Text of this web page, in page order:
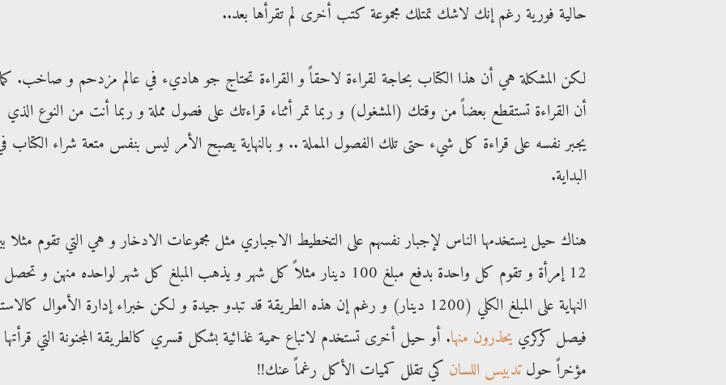
حالية فورية رغم إنك لاشك تمتلك مجموعة كتب أخرى لم تقرأها بعد..
لكن المشكلة هي أن هذا الكتاب بحاجة لقراءة لاحقاً و القراءة تحتاج جو هاديء في عالم مزدحم و صاخب. كما
أن القراءة تستقطع بعضاً من وقتك (المشغول) و ربما تمر أثناء قراءتك على فصول مملة و ربما أنت من النوع الذي
يجبر نفسه على قراءة كل شيء حتى تلك الفصول المملة .. و بالنهاية يصبح الأمر ليس بنفس متعة شراء الكتاب
البداية.
هناك حيل يستخدمها الناس لإجبار نفسهم على التخطيط الاجباري مثل مجموعات الادخار و هي التي تقوم مثلا
12 إمرأة و تقوم كل واحدة بدفع مبلغ 100 دينار مثلاً كل شهر و يذهب المبلغ كل شهر لواحده منهن و
النهاية على المبلغ الكلي (1200 دينار) و رغم إن هذه الطريقة قد تبدو جيدة و لكن خبراء إدارة الأموال
فيصل كركري يحذرون منها. أو حيل أخرى تستخدم لاتباع حمية غذائية بشكل قسري كالطريقة المجنونة التي قرأتها
مؤخراً حولتدبيس اللسان كي تقلل كميات الأكل رغماً عنك!!